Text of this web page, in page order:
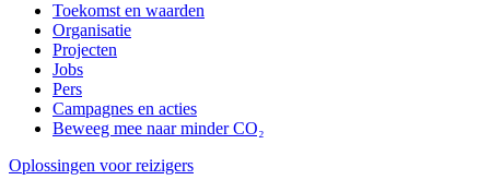
Toekomst en waarden
Organisatie
Projecten
Jobs
Pers
Campagnes en acties
Beweeg mee naar minder CO₂
Oplossingen voor reizigers